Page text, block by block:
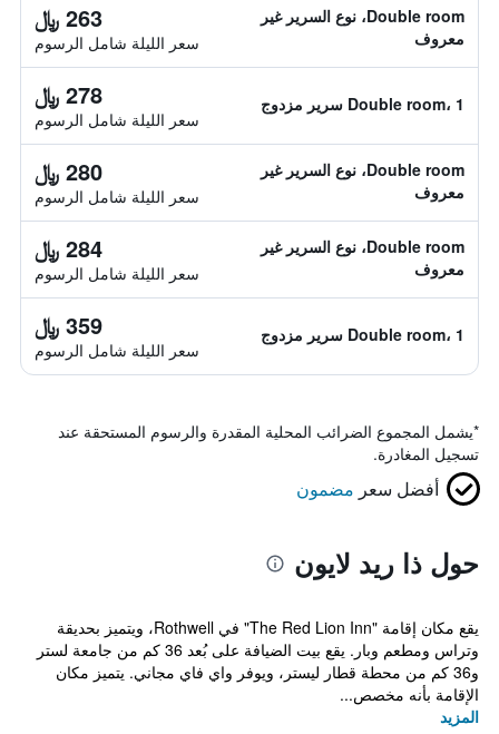
Double room، نوع السرير غير
معروف
263 ﷼
سعر الليلة شامل الرسوم
Double room، 1 سرير مزدوج 278 ﷼
سعر الليلة شامل الرسوم
Double room، نوع السرير غير
معروف
280 ﷼
سعر الليلة شامل الرسوم
Double room، نوع السرير غير
معروف
284 ﷼
سعر الليلة شامل الرسوم
Double room، 1 سرير مزدوج 359 ﷼
سعر الليلة شامل الرسوم
*يشمل المجموع الضرائب المحلية المقدرة والرسوم المستحقة عند
تسجيل المغادرة.
أفضل سعر مضمون
حول ذا ريد لايون
يقع مكان إقامة "The Red Lion Inn" في Rothwell، ويتميز بحديقة
وتراس ومطعم وبار. يقع بيت الضيافة على بُعد 36 كم من جامعة لستر
و36 كم من محطة قطار ليستر، ويوفر واي فاي مجاني. يتميز مكان
الإقامة بأنه مخصص...
المزيد